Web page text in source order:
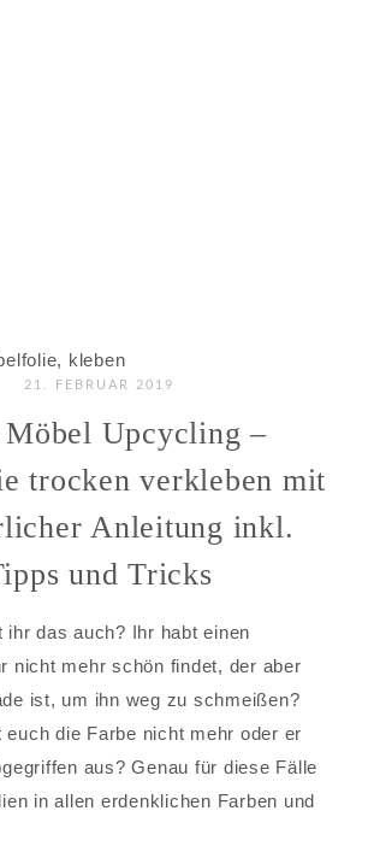
21. FEBRUAR 2019
Upcycling –
trocken verkleben mit
Anleitung inkl.
und Tricks
ihr das auch? Ihr habt einen
nicht mehr schön findet, der aber
ist, um ihn weg zu schmeißen?
euch die Farbe nicht mehr oder er
aus? Genau für diese Fälle
in allen erdenklichen Farben und